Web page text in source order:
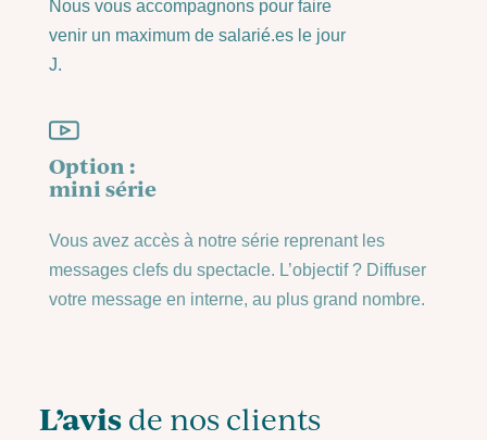
Nous vous accompagnons pour faire
venir un maximum de salarié.es le jour
J.
Option :
mini série
Vous avez accès à notre série reprenant les
messages clefs du spectacle. L’objectif ? Diffuser
votre message en interne, au plus grand nombre.
L’avisde nos clients